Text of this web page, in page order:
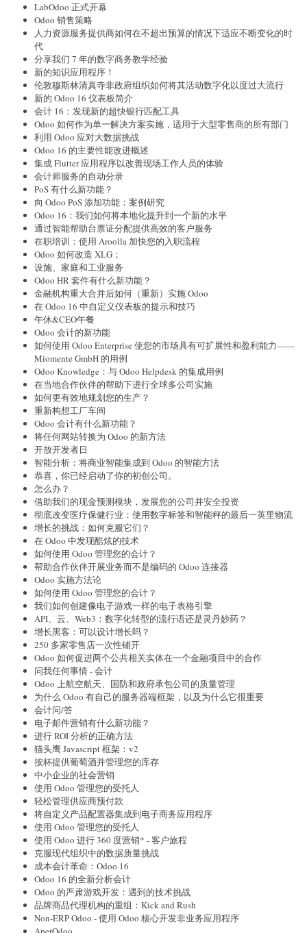
LabOdoo 正式开幕
Odoo 销售策略
人力资源服务提供商如何在不超出预算的情况下适应不断变化的时
代
分享我们 7 年的数字商务教学经验
新的知识应用程序！
伦敦穆斯林清真寺非政府组织如何将其活动数字化以度过大流行
新的 Odoo 16 仪表板简介
会计 16：发现新的超快银行匹配工具
Odoo 如何作为单一解决方案实施，适用于大型零售商的所有部门
利用 Odoo 应对大数据挑战
Odoo 16 的主要性能改进概述
集成 Flutter 应用程序以改善现场工作人员的体验
会计师服务的自动分录
PoS 有什么新功能？
向 Odoo PoS 添加功能：案例研究
Odoo 16：我们如何将本地化提升到一个新的水平
通过智能帮助台票证分配提供高效的客户服务
在职培训：使用 Aroolla 加快您的入职流程
Odoo 如何改造 XLG；
设施、家庭和工业服务
Odoo HR 套件有什么新功能？
金融机构重大合并后如何（重新）实施 Odoo
在 Odoo 16 中自定义仪表板的提示和技巧
午休&CEO午餐
Odoo 会计的新功能
如何使用 Odoo Enterprise 使您的市场具有可扩展性和盈利能力——
Miomente GmbH 的用例
Odoo Knowledge：与 Odoo Helpdesk 的集成用例
在当地合作伙伴的帮助下进行全球多公司实施
如何更有效地规划您的生产？
重新构想工厂车间
Odoo 会计有什么新功能？
将任何网站转换为 Odoo 的新方法
开放开发者日
智能分析：将商业智能集成到 Odoo 的智能方法
恭喜，你已经启动了你的初创公司。
怎么办？
借助我们的现金预测模块，发展您的公司并安全投资
彻底改变医疗保健行业：使用数字标签和智能秤的最后一英里物流
增长的挑战：如何克服它们？
在 Odoo 中发现酷炫的技术
如何使用 Odoo 管理您的会计？
帮助合作伙伴开展业务而不是编码的 Odoo 连接器
Odoo 实施方法论
如何使用 Odoo 管理您的会计？
我们如何创建像电子游戏一样的电子表格引擎
API、云、Web3：数字化转型的流行语还是灵丹妙药？
增长黑客：可以设计增长吗？
250 多家零售店一次性铺开
Odoo 如何促进两个公共相关实体在一个金融项目中的合作
问我任何事情 - 会计
Odoo 上航空航天、国防和政府承包公司的质量管理
为什么 Odoo 有自己的服务器端框架，以及为什么它很重要
会计问/答
电子邮件营销有什么新功能？
进行 ROI 分析的正确方法
猫头鹰 Javascript 框架：v2
按杯提供葡萄酒并管理您的库存
中小企业的社会营销
使用 Odoo 管理您的受托人
轻松管理供应商预付款
将自定义产品配置器集成到电子商务应用程序
使用 Odoo 管理您的受托人
使用 Odoo 进行 360 度营销* - 客户旅程
克服现代组织中的数据质量挑战
成本会计革命：Odoo 16
Odoo 16 的全新分析会计
Odoo 的严肃游戏开发：遇到的技术挑战
品牌商品代理机构的重组：Kick and Rush
Non-ERP Odoo - 使用 Odoo 核心开发非业务应用程序